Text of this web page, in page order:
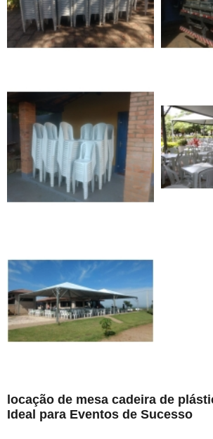
locação de mesa cadeira de
Ideal para Eventos de Sucesso